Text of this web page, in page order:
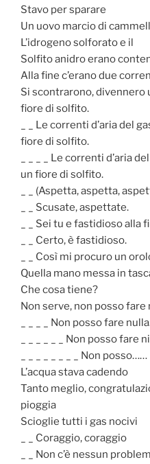
Stavo per sparare
Un uovo marcio di
L’idrogeno solforato e il
Solfito anidro erano
Alla fine c’erano due
Si scontrarono, divennero
fiore di solfito.
_ _ Le correnti d’aria del
fiore di solfito.
_ _ _ _ Le correnti d’aria
un fiore di solfito.
_ _ (Aspetta, aspetta,
_ _ Scusate, aspettate.
_ _ Sei tu e fastidioso alla
_ _ Certo, è fastidioso.
_ _ Così mi procuro un
Quella mano messa in
Che cosa tiene?
Non serve, non posso fare
_ _ _ _ Non posso fare
_ _ _ _ _ _ Non posso fare
_ _ _ _ _ _ _ _ Non posso……
L’acqua stava cadendo
Tanto meglio,
pioggia
Scioglie tutti i gas nocivi
_ _ Coraggio, coraggio
_ _ Non c’è nessun